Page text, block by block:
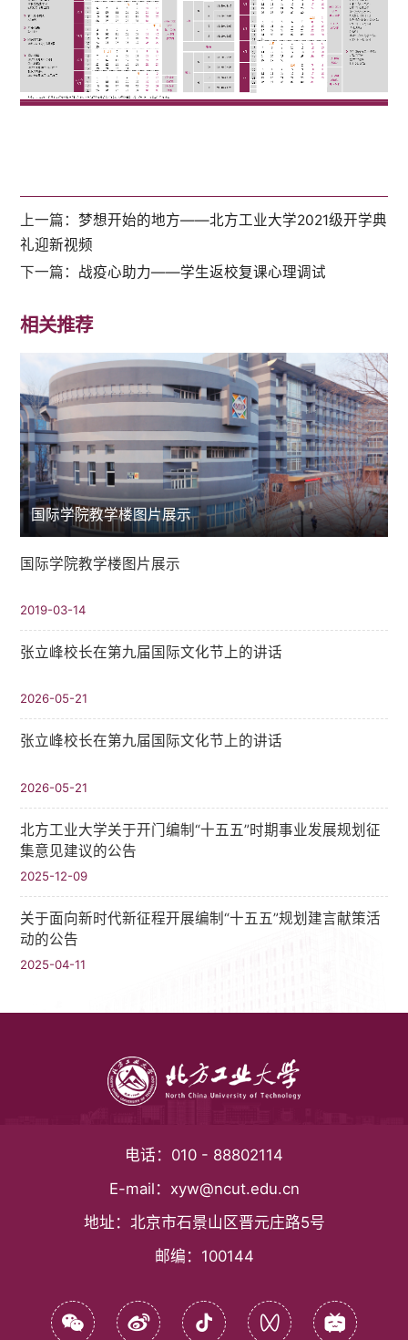
上一篇：梦想开始的地方——北方工业大学2021级开学典
礼迎新视频
下一篇： 战疫心助力——学生返校复课心理调试
相关推荐
国际学院教学楼图片展示
国际学院教学楼图片展示
2019-03-14
张立峰校长在第九届国际文化节上的讲话
2026-05-21
张立峰校长在第九届国际文化节上的讲话
2026-05-21
北方工业大学关于开门编制“十五五”时期事业发展规划征
集意见建议的公告
2025-12-09
关于面向新时代新征程开展编制“十五五”规划建言献策活
动的公告
2025-04-11
电话： 010 - 88802114
E-mail： xyw@ncut.edu.cn
地址： 北京市石景山区晋元庄路5号
邮编： 100144